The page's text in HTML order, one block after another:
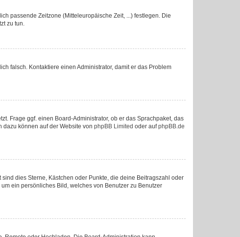
passende Zeitzone (Mitteleuropäische Zeit, ...) festlegen. Die
zu tun.
falsch. Kontaktiere einen Administrator, damit er das Problem
Frage ggf. einen Board-Administrator, ob er das Sprachpaket, das
dazu können auf der Website von phpBB Limited oder aufphpBB.de
dies Sterne, Kästchen oder Punkte, die deine Beitragszahl oder
ein persönliches Bild, welches von Benutzer zu Benutzer